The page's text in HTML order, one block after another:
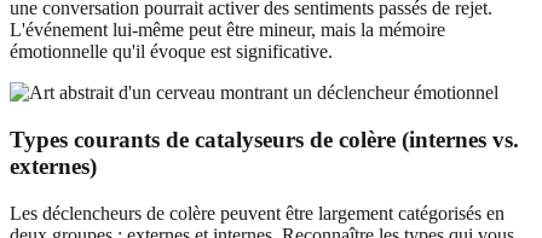
une conversation pourrait activer des sentiments passés de rejet.
L'événement lui-même peut être mineur, mais la mémoire
émotionnelle qu'il évoque est significative.
Types courants de catalyseurs de colère (internes vs.
externes)
Les déclencheurs de colère peuvent être largement catégorisés en